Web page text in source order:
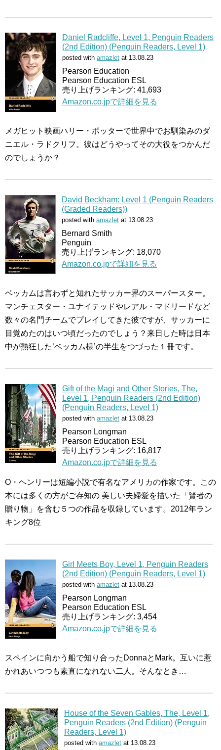
Daniel Radcliffe, Level 1, Penguin Readers
(2nd Edition) (Penguin Readers, Level 1)
posted with amazlet at 13.08.23
Pearson Education
Pearson Education ESL
売り上げランキング: 41,693
Amazon.co.jpで詳細を見る
メガヒット映画ハリー・ポッターで世界中でお馴染みのダ
ニエル・ラドクリフ。彼はどうやってその大役をつかんだ
のでしょうか？
David Beckham: Level 1 (Penguin Readers
(Graded Readers))
posted with amazlet at 13.08.23
Bernard Smith
Penguin
売り上げランキング: 18,070
Amazon.co.jpで詳細を見る
ベッカムは言わずと知れたサッカー界のスーパースター。
マンチェスター・ユナイテッドやレアル・マドリードなど
数々の名門チームでプレイしてきた彼ですが、サッカーに
目覚めたのはいつ頃だったのでしょう？来日した時は日本
中が熱狂した’ベッカム様’の半生をつづった１冊です。
Gift of the Magi and Other Stories, The,
Level 1, Penguin Readers (2nd Edition)
(Penguin Readers, Level 1)
posted with amazlet at 13.08.23
Pearson Longman
Pearson Education ESL
売り上げランキング: 16,817
Amazon.co.jpで詳細を見る
O・ヘンリーは短編小説で有名なアメリカの作家です。この
本には多くの方がご存知の 美しい夫婦愛を描いた「賢者の
贈り物」を含む５つの作品を収録しています。2012年ラン
キング8位
Girl Meets Boy, Level 1, Penguin Readers
(2nd Edition) (Penguin Readers, Level 1)
posted with amazlet at 13.08.23
Pearson Longman
Pearson Education ESL
売り上げランキング: 3,454
Amazon.co.jpで詳細を見る
スペインに向かう船で知り合ったDonnaとMark。互いに惹
かれあいつつも素直になれない二人。そんなとき…
House of the Seven Gables, The, Level 1,
Penguin Readers (2nd Edition) (Penguin
Readers, Level 1)
posted with amazlet at 13.08.23